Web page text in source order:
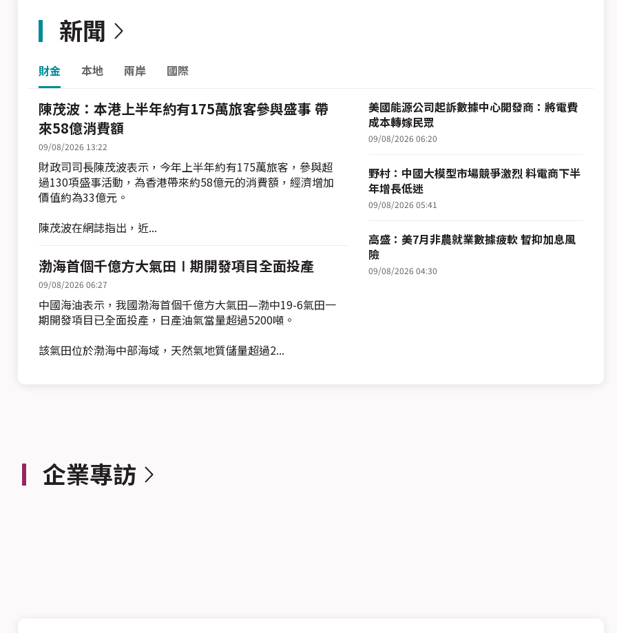
新聞
財金 本地 兩岸 國際
陳茂波：本港上半年約有175萬旅客參與盛事 帶
來58億消費額
09/08/2026 13:22
財政司司長陳茂波表示，今年上半年約有175萬旅客，參與超
過130項盛事活動，為香港帶來約58億元的消費額，經濟增加
價值約為33億元。
陳茂波在網誌指出，近...
渤海首個千億方大氣田Ⅰ期開發項目全面投產
09/08/2026 06:27
中國海油表示，我國渤海首個千億方大氣田—渤中19-6氣田一
期開發項目已全面投產，日產油氣當量超過5200噸。
該氣田位於渤海中部海域，天然氣地質儲量超過2...
美國能源公司起訴數據中心開發商：將電費
成本轉嫁民眾
09/08/2026 06:20
野村：中國大模型市場競爭激烈 料電商下半
年增長低迷
09/08/2026 05:41
高盛：美7月非農就業數據疲軟 暫抑加息風
險
09/08/2026 04:30
企業專訪